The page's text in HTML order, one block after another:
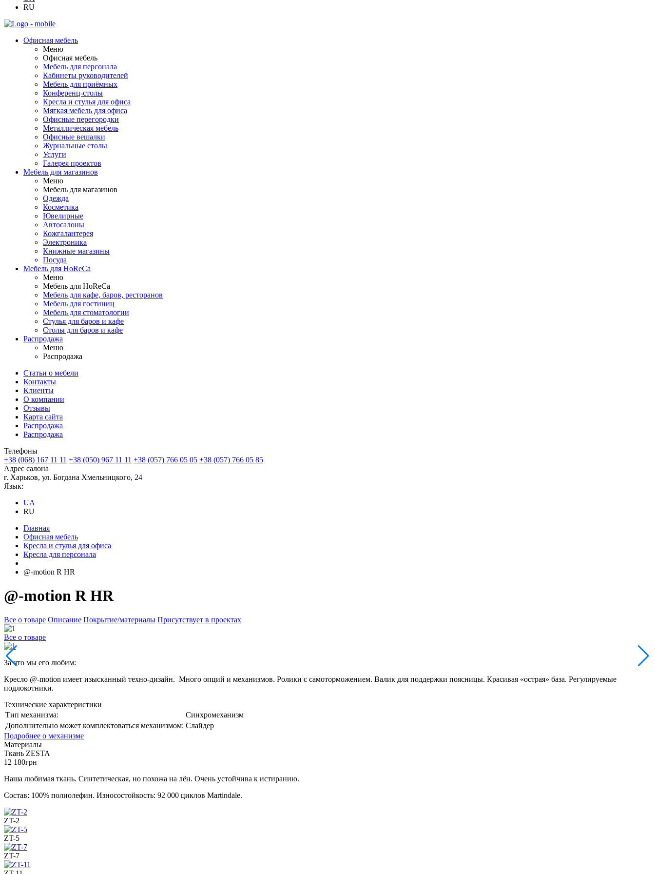
RU
Офисная мебель
Меню
Офисная мебель
Мебель для персонала
Кабинеты руководителей
Мебель для приёмных
Конференц-столы
Кресла и стулья для офиса
Мягкая мебель для офиса
Офисные перегородки
Металлическая мебель
Офисные вешалки
Журнальные столы
Услуги
Галерея проектов
Мебель для магазинов
Меню
Мебель для магазинов
Одежда
Косметика
Ювелирные
Автосалоны
Кожгалантерея
Электроника
Книжные магазины
Посуда
Мебель для HoReCa
Меню
Мебель для HoReCa
Мебель для кафе, баров, ресторанов
Мебель для гостиниц
Мебель для стоматологии
Стулья для баров и кафе
Столы для баров и кафе
Распродажа
Меню
Распродажа
Статьи о мебели
Контакты
Клиенты
О компании
Отзывы
Карта сайта
Распродажа
Распродажа
Телефоны
+38 (068) 167 11 11 +38 (050) 967 11 11 +38 (057) 766 05 05 +38 (057) 766 05 85
Адрес салона
г. Харьков, ул. Богдана Хмельницкого, 24
Язык:
UA
RU
Главная
Офисная мебель
Кресла и стулья для офиса
Кресла для персонала
@-motion R HR
@-motion R HR
Все о товаре Описание Покрытие/материалы Присутствует в проектах
Все о товаре
За что мы его любим:
Кресло @-motion имеет изысканный техно-дизайн. Много опций и механизмов. Ролики с самоторможением. Валик для поддержки поясницы. Красивая «острая» база. Регулируемые
подлокотники.
Технические характеристики
Тип механизма:
Синхромеханизм
Дополнительно может комплектоваться механизмом: Слайдер
Подробнее о механизме
Материалы
Ткань ZESTA
12 180грн
Наша любимая ткань. Синтетическая, но похожа на лён. Очень устойчива к истиранию.
Состав: 100% полиолефин. Износостойкость: 92 000 циклов Martindale.
ZT-2
ZT-5
ZT-7